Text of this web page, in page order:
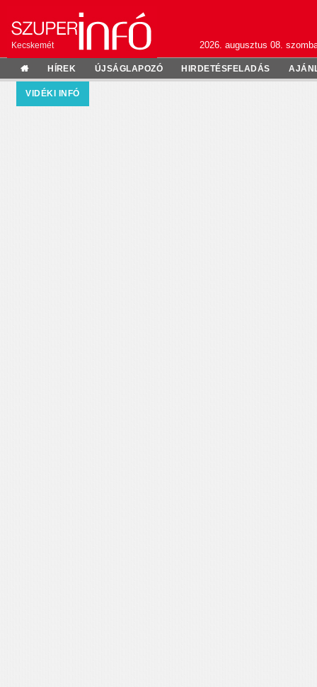
Kecskemét 2026. augusztus 08.
HÍREK ÚJSÁGLAPOZÓ HIRDETÉSFELADÁS
VIDÉKI INFÓ